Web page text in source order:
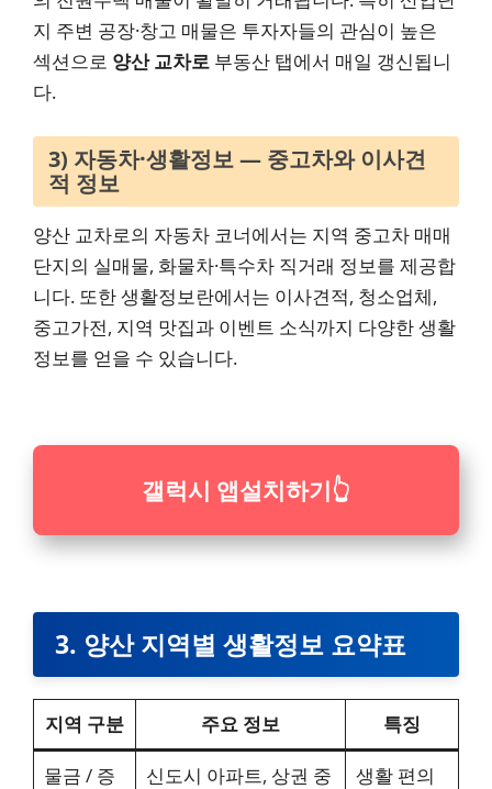
지 주변 공장·창고 매물은 투자자들의 관심이 높은
섹션으로 양산 교차로 부동산 탭에서 매일 갱신됩니
다.
3) 자동차·생활정보 — 중고차와 이사견
적 정보
양산 교차로의 자동차 코너에서는 지역 중고차 매매
단지의 실매물, 화물차·특수차 직거래 정보를 제공합
니다. 또한 생활정보란에서는 이사견적, 청소업체,
중고가전, 지역 맛집과 이벤트 소식까지 다양한 생활
정보를 얻을 수 있습니다.
갤럭시 앱설치하기👆
3. 양산 지역별 생활정보 요약표
지역 구분 주요 정보 특징
물금 / 증
신도시 아파트, 상권 중
생활 편의